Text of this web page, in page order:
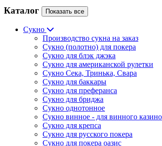
Каталог Показать все
Сукно
Производство сукна на заказ
Сукно (полотно) для покера
Сукно для блэк джэка
Сукно для американской рулетки
Сукно Сека, Тринька, Свара
Сукно для баккары
Сукно для преферанса
Сукно для бриджа
Сукно однотонное
Сукно винное - для винного казино
Сукно для крепса
Сукно для русского покера
Сукно для покера оазис